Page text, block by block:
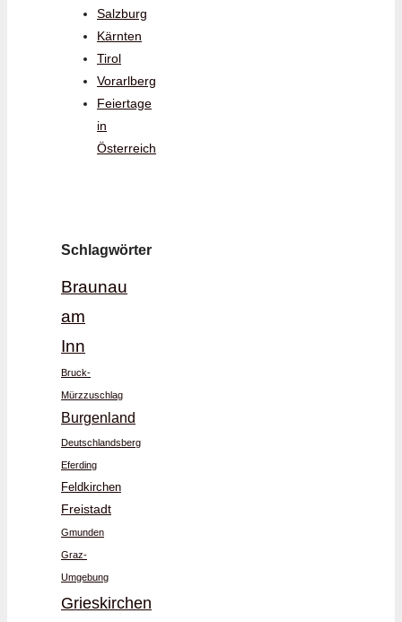
Salzburg
Kärnten
Tirol
Vorarlberg
Feiertage
in
Österreich
Schlagwörter
Braunau
am
Inn
Bruck-
Mürzzuschlag
Burgenland
Deutschlandsberg
Eferding
Feldkirchen
Freistadt
Gmunden
Graz-
Umgebung
Grieskirchen